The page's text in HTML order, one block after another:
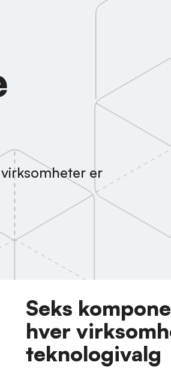
er
Seks
hver
teknologivalg